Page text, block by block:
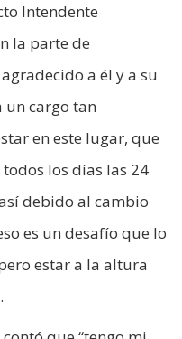
Intendente
la parte de
a él y a su
cargo tan
en este lugar, que
los días las 24
debido al cambio
es un desafío que lo
estar a la altura